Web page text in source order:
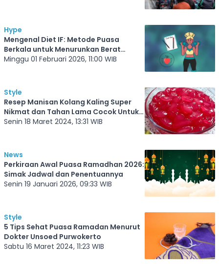
Hype
Mengenal Diet IF: Metode Puasa
Berkala untuk Menurunkan Berat
Badan
Minggu 01 Februari 2026, 11:00 WIB
Style
Resep Manisan Kolang Kaling Super
Nikmat dan Tahan Lama Cocok Untuk
Takjil Berbuka Puasa
Senin 18 Maret 2024, 13:31 WIB
News
Perkiraan Awal Puasa Ramadhan 2026:
Simak Jadwal dan Penentuannya
Senin 19 Januari 2026, 09:33 WIB
Style
5 Tips Sehat Puasa Ramadan Menurut
Dokter Unsoed Purwokerto
Sabtu 16 Maret 2024, 11:23 WIB